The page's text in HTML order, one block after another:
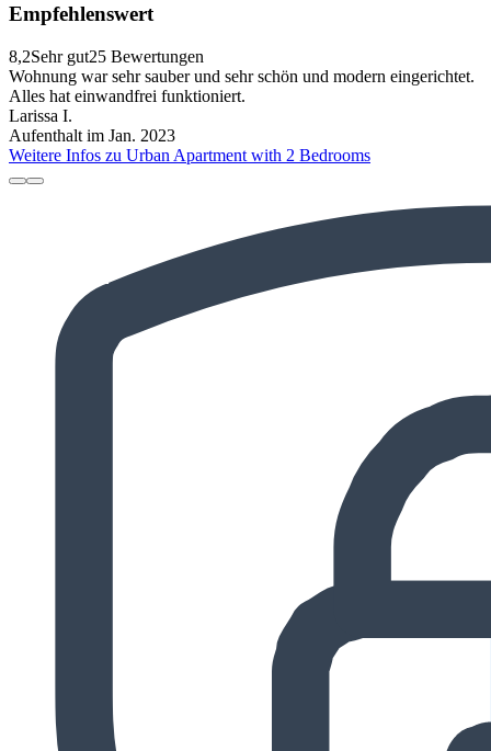
Empfehlenswert
8,2Sehr gut25 Bewertungen
Wohnung war sehr sauber und sehr schön und modern eingerichtet.
Alles hat einwandfrei funktioniert.
Larissa I.
Aufenthalt im Jan. 2023
Weitere Infos zu Urban Apartment with 2 Bedrooms